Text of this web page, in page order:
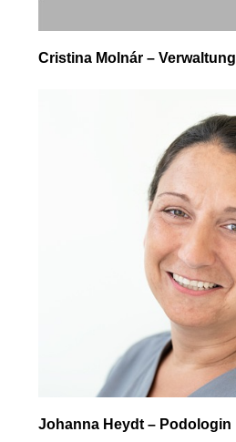
Cristina Molnár – Verwaltung
Johanna Heydt – Podologin